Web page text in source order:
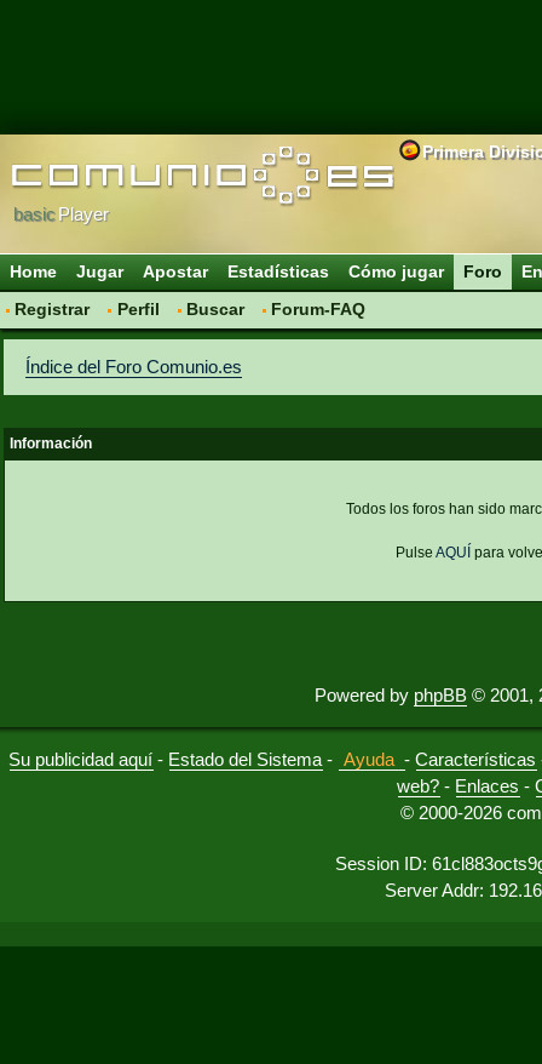
Primera
basicPlayer
Home Jugar Apostar Estadísticas Cómo jugar
Foro
Registrar
Perfil Buscar Forum-FAQ
Índice del Foro Comunio.es
Información
Todos los foros han sido
PulseAQUÍ para
Powered by phpBB © 2001,
Su publicidad aquí - Estado del Sistema - Ayuda -Características
web? - Enlaces -
© 2000-2026
Session ID:
Server Addr: